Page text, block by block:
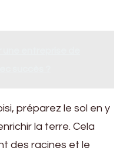
préparez le sol en y
la terre. Cela
des racines et le